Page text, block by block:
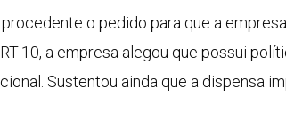
o pedido para que a
10, a empresa alegou que possui
Sustentou ainda que a dispensa